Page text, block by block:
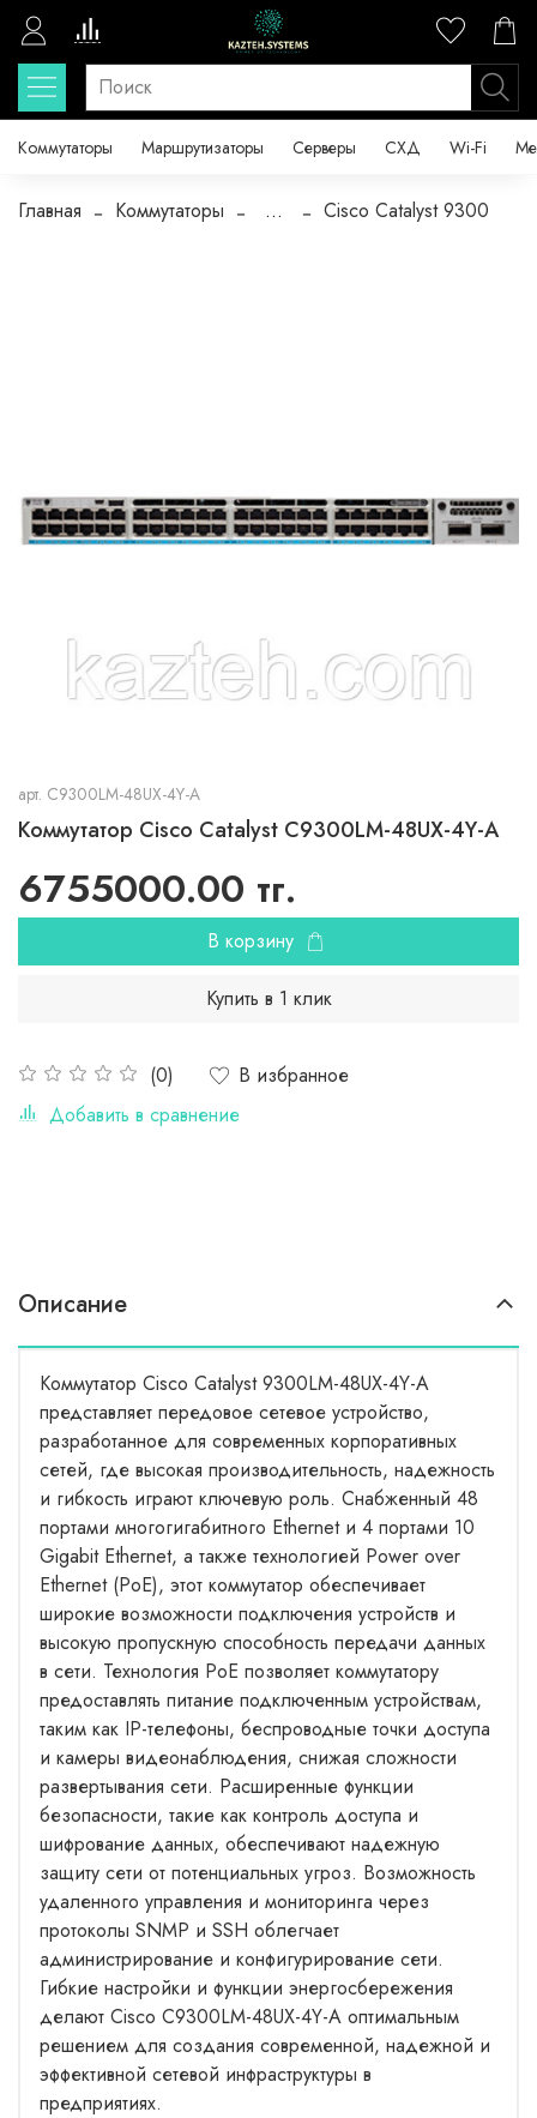
Коммутаторы Маршрутизаторы Серверы СХД Wi-Fi
Главная Коммутаторы ... Cisco Catalyst 9300
арт. C9300LM-48UX-4Y-A
Коммутатор Cisco Catalyst C9300LM-48UX-4Y-A
(0)
В избранное
Добавить в сравнение
6755000.00 тг.
В корзину
Купить в 1 клик
Описание
Коммутатор Cisco Catalyst 9300LM-48UX-4Y-A
представляет передовое сетевое устройство,
разработанное для современных корпоративных
сетей, где высокая производительность, надежность
и гибкость играют ключевую роль. Снабженный 48
портами многогигабитного Ethernet и 4 портами 10
Gigabit Ethernet, а также технологией Power over
Ethernet (PoE), этот коммутатор обеспечивает
широкие возможности подключения устройств и
высокую пропускную способность передачи данных
в сети. Технология PoE позволяет коммутатору
предоставлять питание подключенным устройствам,
таким как IP-телефоны, беспроводные точки доступа
и камеры видеонаблюдения, снижая сложности
развертывания сети. Расширенные функции
безопасности, такие как контроль доступа и
шифрование данных, обеспечивают надежную
защиту сети от потенциальных угроз. Возможность
удаленного управления и мониторинга через
протоколы SNMP и SSH облегчает
администрирование и конфигурирование сети.
Гибкие настройки и функции энергосбережения
делают Cisco C9300LM-48UX-4Y-A оптимальным
решением для создания современной, надежной и
эффективной сетевой инфраструктуры в
предприятиях.